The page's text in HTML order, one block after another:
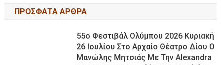
ΠΡΟΣΦΑΤΑ ΑΡΘΡΑ
55ο Φεστιβάλ Ολύμπου 2026 Κυριακή
26 Ιουλίου Στο Αρχαίο Θέατρο Δίου Ο
Μανώλης Μητσιάς Με Την Alexandra